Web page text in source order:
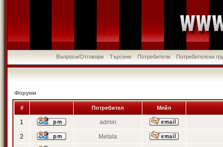
Въпроси/Отговори Търсене Потребители Потребителски
Форуми
# Потребител Мейл
1 admin
2 Metala